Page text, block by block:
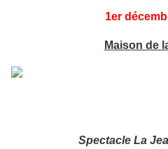
1er
Maison de
Spectacle La